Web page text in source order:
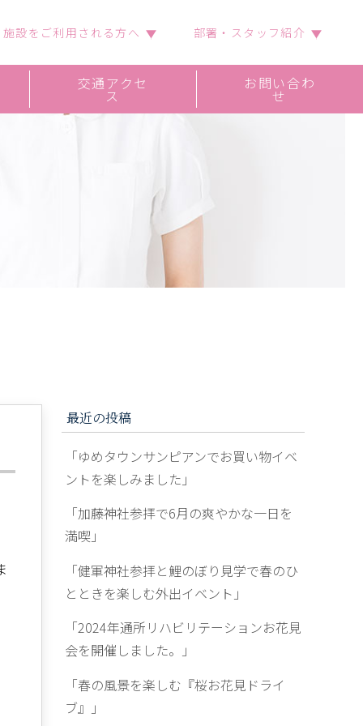
施設をご利用される方へ 部署・スタッフ紹介
交通アクセ
ス
お問い合わ
せ
最近の投稿
「ゆめタウンサンピアンでお買い物イベ
ントを楽しみました」
「加藤神社参拝で6月の爽やかな一日を
満喫」
「健軍神社参拝と鯉のぼり見学で春のひ
とときを楽しむ外出イベント」
「2024年通所リハビリテーションお花見
会を開催しました。」
「春の風景を楽しむ『桜お花見ドライ
ブ』」